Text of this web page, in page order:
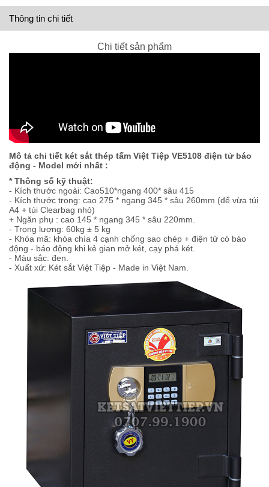
Thông tin chi tiết
Chi tiết sản phẩm
Mô tả chi tiết két sắt thép tấm Việt Tiệp VE5108 điện tử báo
động - Model mới nhất :
* Thông số kỹ thuật:
- Kích thước ngoài: Cao510*ngang 400* sâu 415
- Kích thước trong: cao 275 * ngang 345 * sâu 260mm (để vừa túi
A4 + túi Clearbag nhỏ)
+ Ngăn phụ : cao 145 * ngang 345 * sâu 220mm.
- Trọng lượng: 60kg ± 5 kg
- Khóa mã: khóa chìa 4 cạnh chống sao chép + điện tử có báo
động - báo động khi kẻ gian mở két, cạy phá két.
- Màu sắc: đen.
- Xuất xứ: Két sắt Việt Tiệp - Made in Việt Nam.